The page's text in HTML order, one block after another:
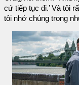
cứ tiếp tục đi.’ Và tôi
tôi nhớ chúng trong